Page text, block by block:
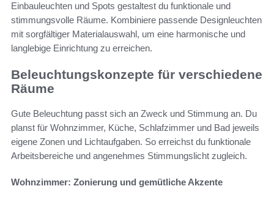
Einbauleuchten und Spots gestaltest du funktionale und
stimmungsvolle Räume. Kombiniere passende Designleuchten
mit sorgfältiger Materialauswahl, um eine harmonische und
langlebige Einrichtung zu erreichen.
Beleuchtungskonzepte für verschiedene
Räume
Gute Beleuchtung passt sich an Zweck und Stimmung an. Du
planst für Wohnzimmer, Küche, Schlafzimmer und Bad jeweils
eigene Zonen und Lichtaufgaben. So erreichst du funktionale
Arbeitsbereiche und angenehmes Stimmungslicht zugleich.
Wohnzimmer: Zonierung und gemütliche Akzente